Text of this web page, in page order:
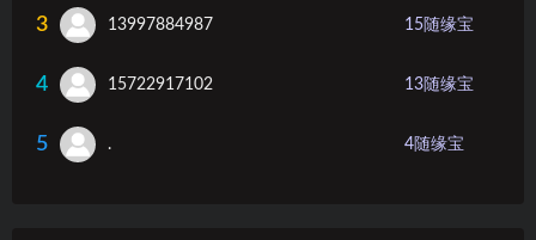
3 13997884987 15随缘宝
4 15722917102 13随缘宝
5 . 4随缘宝